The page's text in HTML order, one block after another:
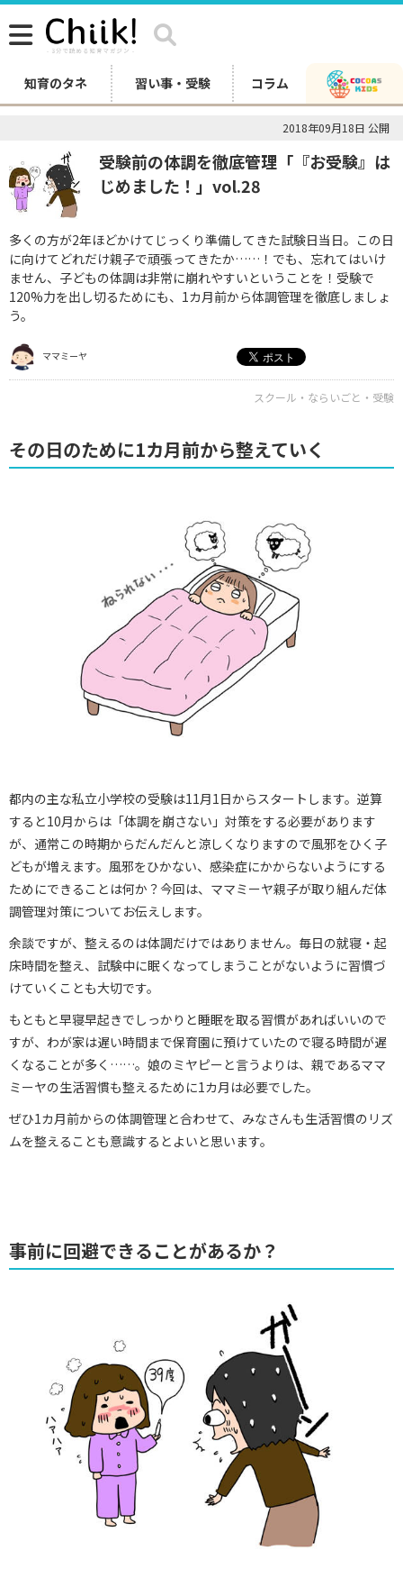
知育のタネ 習い事・受験 コラム
2018年09月18日 公開
受験前の体調を徹底管理「『お受験』は
じめました！」vol.28
多くの方が2年ほどかけてじっくり準備してきた試験日当日。この日
に向けてどれだけ親子で頑張ってきたか……！でも、忘れてはいけ
ません、子どもの体調は非常に崩れやすいということを！受験で
120%力を出し切るためにも、1カ月前から体調管理を徹底しましょ
う。
ママミーヤ
スクール・ならいごと・受験
その日のために1カ月前から整えていく
都内の主な私立小学校の受験は11月1日からスタートします。逆算
すると10月からは「体調を崩さない」対策をする必要があります
が、通常この時期からだんだんと涼しくなりますので風邪をひく子
どもが増えます。風邪をひかない、感染症にかからないようにする
ためにできることは何か？今回は、ママミーヤ親子が取り組んだ体
調管理対策についてお伝えします。
余談ですが、整えるのは体調だけではありません。毎日の就寝・起
床時間を整え、試験中に眠くなってしまうことがないように習慣づ
けていくことも大切です。
もともと早寝早起きでしっかりと睡眠を取る習慣があればいいので
すが、わが家は遅い時間まで保育園に預けていたので寝る時間が遅
くなることが多く……。娘のミヤピーと言うよりは、親であるママ
ミーヤの生活習慣も整えるために1カ月は必要でした。
ぜひ1カ月前からの体調管理と合わせて、みなさんも生活習慣のリズ
ムを整えることも意識するとよいと思います。
事前に回避できることがあるか？